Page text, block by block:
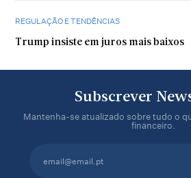
REGULAÇÃO E TENDÊNCIAS
Trump insiste em juros mais baixos
Subscrever
Mantenha-se atualizado sobre tudo o
financeiro.